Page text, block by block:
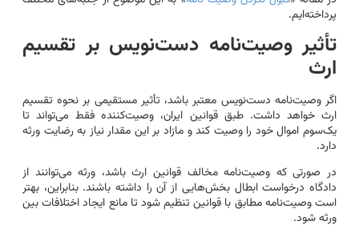
پرداخته‌ایم.
تأثیر وصیت‌نامه دست‌نویس بر تقسیم
ارث
اگر وصیت‌نامه دست‌نویس معتبر باشد، تأثیر مستقیمی بر نحوه تقسیم
ارث خواهد داشت. طبق قوانین ایران، وصیت‌کننده فقط می‌تواند تا
یک‌سوم اموال خود را وصیت کند و مازاد بر این مقدار نیاز به رضایت ورثه
دارد.
در صورتی که وصیت‌نامه مخالف قوانین ارث باشد، ورثه می‌توانند از
دادگاه درخواست ابطال بخش‌هایی از آن را داشته باشند. بنابراین، بهتر
است وصیت‌نامه مطابق با قوانین تنظیم شود تا مانع ایجاد اختلافات بین
ورثه شود.